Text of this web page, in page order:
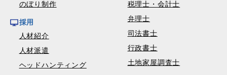
のぼり制作
採用
人材紹介
人材派遣
ヘッドハンティング
税理士・会計士
弁理士
司法書士
行政書士
土地家屋調査士